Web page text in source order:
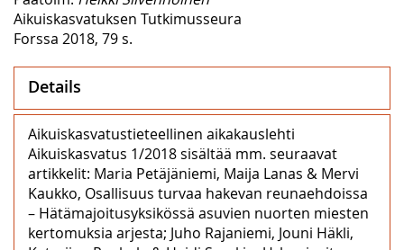
Aikuiskasvatuksen Tutkimusseura
Forssa 2018, 79 s.
Details
Aikuiskasvatustieteellinen aikakauslehti
Aikuiskasvatus 1/2018 sisältää mm. seuraavat
artikkelit: Maria Petäjäniemi, Maija Lanas & Mervi
Kaukko, Osallisuus turvaa hakevan reunaehdoissa
– Hätämajoitusyksikössä asuvien nuorten miesten
kertomuksia arjesta; Juho Rajaniemi, Jouni Häkli,